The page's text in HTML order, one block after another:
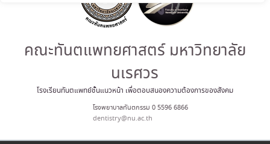
ตน ค้นหาตัวเอง
ประกาศคณะทันตแพทยศาสตร์
มหาวิทยาลัยนเรศวร เรื่อง ผู้ผ่าน
การสอบแข่งขันเข้าเป็นพนักงาน
ราชการ (เงินรายได้) ตำแหน่ง ผู้
ประมวลภาพบรรยากาศกิจกรรม
Dent Connect Board Game
2569 ณ คณะทันแพทยศาสตร์
คณะทันตแพทยศาสตร์ มหาวิทยาลัย
นเรศวร
โรงเรียนทันตแพทย์ชั้นแนวหน้า เพื่อตอบสนองความต้องการของสังคม
โรงพยาบาลทันตกรรม 0 5596 6866
dentistry@nu.ac.th